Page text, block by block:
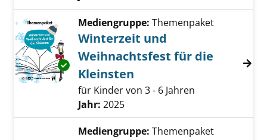
Exemplar-Details von Winterzeit und
Mediengruppe: Themenpaket
Winterzeit und
Weihnachtsfest für die
Kleinsten
für Kinder von 3 - 6 Jahren
Suche nach diesem Verfasser
Jahr: 2025
Mediengruppe: Themenpaket